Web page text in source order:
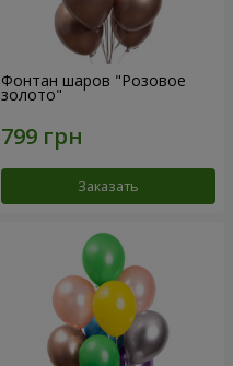
Фонтан шаров "Розовое
золото"
Заказать